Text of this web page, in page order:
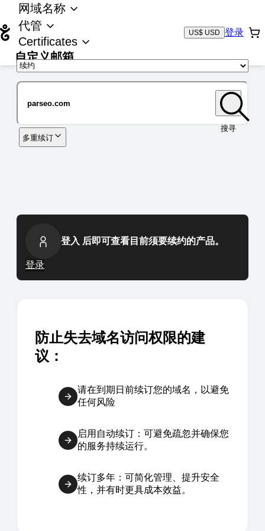
网域名称
代管
Certificates
自定义邮箱
US$ USD 登录
搜寻
多重续订
登入 后即可查看目前须要续约的产品。
登录
防止失去域名访问权限的建
议：
请在到期日前续订您的域名，以避免
任何风险
启用自动续订：可避免疏忽并确保您
的服务持续运行。
续订多年：可简化管理、提升安全
性，并有时更具成本效益。